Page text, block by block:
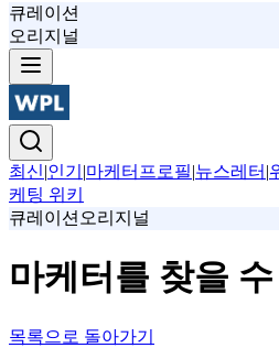
큐레이션
오리지널
최신|인기 |마케터프로필|뉴스레터 |
케팅 위키
큐레이션 오리지널
마케터를 찾을
목록으로 돌아가기